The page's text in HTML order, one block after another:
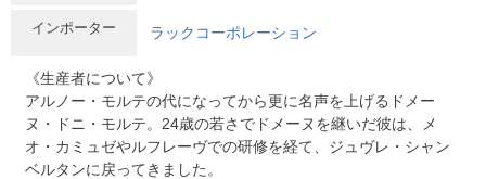
インポーター ラックコーポレーション
《生産者について》
アルノー・モルテの代になってから更に名声を上げるドメー
ヌ・ドニ・モルテ。24歳の若さでドメーヌを継いだ彼は、メ
オ・カミュゼやルフレーヴでの研修を経て、ジュヴレ・シャン
ベルタンに戻ってきました。